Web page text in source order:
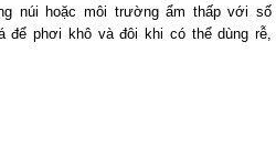
núi hoặc môi trường ẩm thấp với số
để phơi khô và đôi khi có thể dùng rễ,